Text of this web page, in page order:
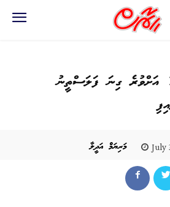
އެހީ ހޯދަން އުޅުނު 70 އަށްވުރެ ގިނަ ފަލަސްތީނު
މަރިޔަމް އަދީލާ July